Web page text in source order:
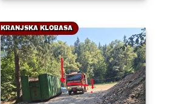
KRANJSKA KLOBASA